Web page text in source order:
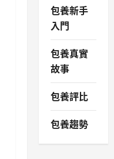
包養新手
入門
包養真實
故事
包養評比
包養趨勢